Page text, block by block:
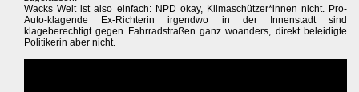
Wacks Welt ist also einfach: NPD okay, Klimaschützer*innen nicht. Pro-
Auto-klagende Ex-Richterin irgendwo in der Innenstadt sind
klageberechtigt gegen Fahrradstraßen ganz woanders, direkt beleidigte
Politikerin aber nicht.